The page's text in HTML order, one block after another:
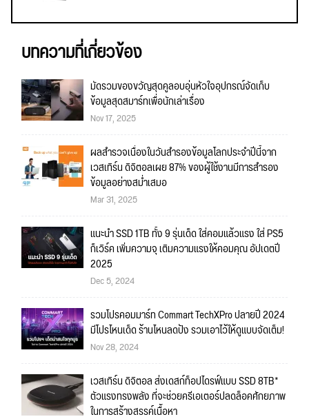
บทความที่เกี่ยวข้อง
มัดรวมของขวัญสุดคูลอบอุ่นหัวใจอุปกรณ์จัดเก็บ
ข้อมูลสุดสมาร์ทเพื่อนักเล่าเรื่อง
Nov 17, 2025
ผลสำรวจเนื่องในวันสำรองข้อมูลโลกประจำปีนี้จาก
เวสเทิร์น ดิจิตอลเผย 87% ของผู้ใช้งานมีการสำรอง
ข้อมูลอย่างสม่ำเสมอ
Mar 31, 2025
แนะนำ SSD 1TB ทั้ง 9 รุ่นเด็ด ใส่คอมแล้วแรง ใส่ PS5
ก็เวิร์ค เพิ่มความจุ เติมความแรงให้คอมคุณ อัปเดตปี
2025
Dec 5, 2024
รวมโปรคอมมาร์ท Commart TechXPro ปลายปี 2024
มีโปรไหนเด็ด ร้านไหนลดปัง รวมเอาไว้ให้ดูแบบจัดเต็ม!
Nov 28, 2024
เวสเทิร์น ดิจิตอล ส่งเดสก์ท็อปไดรฟ์แบบ SSD 8TB*
ตัวแรงทรงพลัง ที่จะช่วยครีเอเตอร์ปลดล็อคศักยภาพ
ในการสร้างสรรค์เนื้อหา